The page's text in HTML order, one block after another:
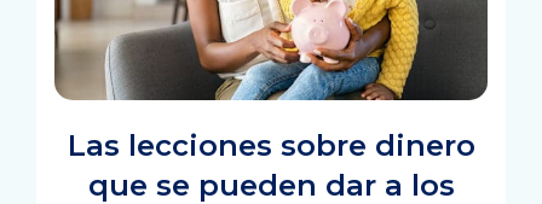
Las lecciones sobre dinero
que se pueden dar a los